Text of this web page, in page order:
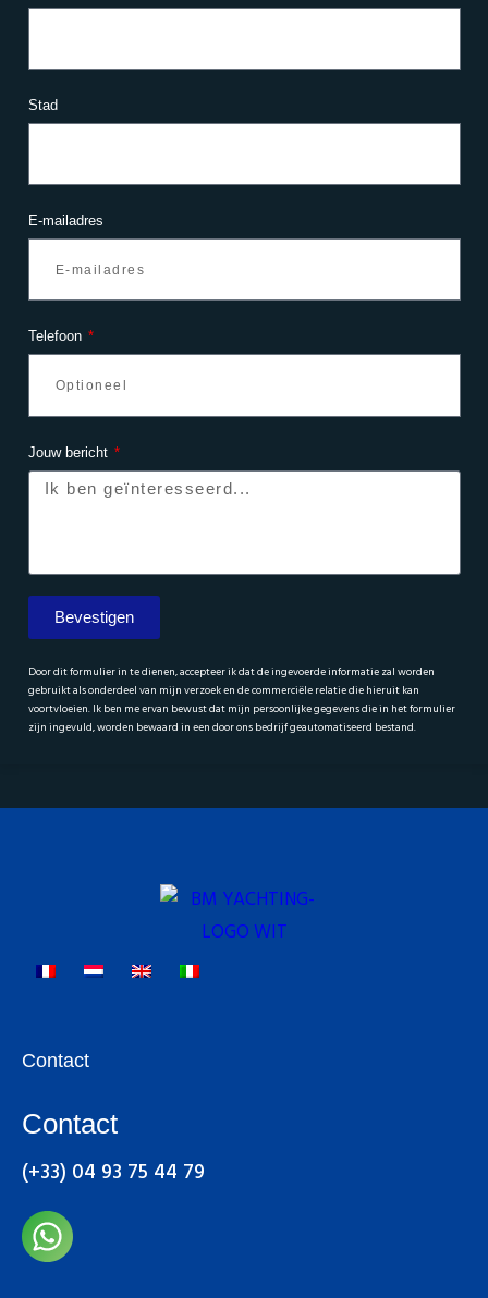
Stad
E-mailadres
Telefoon
Jouw bericht
Bevestigen
Door dit formulier in te dienen, accepteer ik dat de ingevoerde informatie zal worden
gebruikt als onderdeel van mijn verzoek en de commerciële relatie die hieruit kan
voortvloeien. Ik ben me ervan bewust dat mijn persoonlijke gegevens die in het formulier
zijn ingevuld, worden bewaard in een door ons bedrijf geautomatiseerd bestand.
Contact
Contact
(+33) 04 93 75 44 79